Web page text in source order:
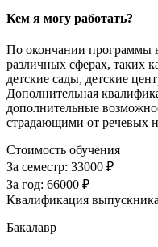
Кем я могу работать?
По окончании программы
различных сферах, таких
детские сады, детские
Дополнительная
дополнительные
страдающими от речевых
Стоимость обучения
За семестр: 33000 ₽
За год: 66000 ₽
Квалификация выпускника
Бакалавр